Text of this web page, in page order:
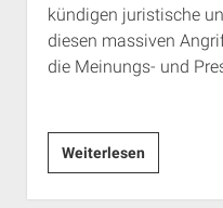
kündigen juristische
diesen massiven
die Meinungs- und
Weiterlesen
gegen